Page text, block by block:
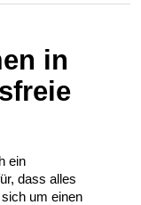
in
dass alles
um einen